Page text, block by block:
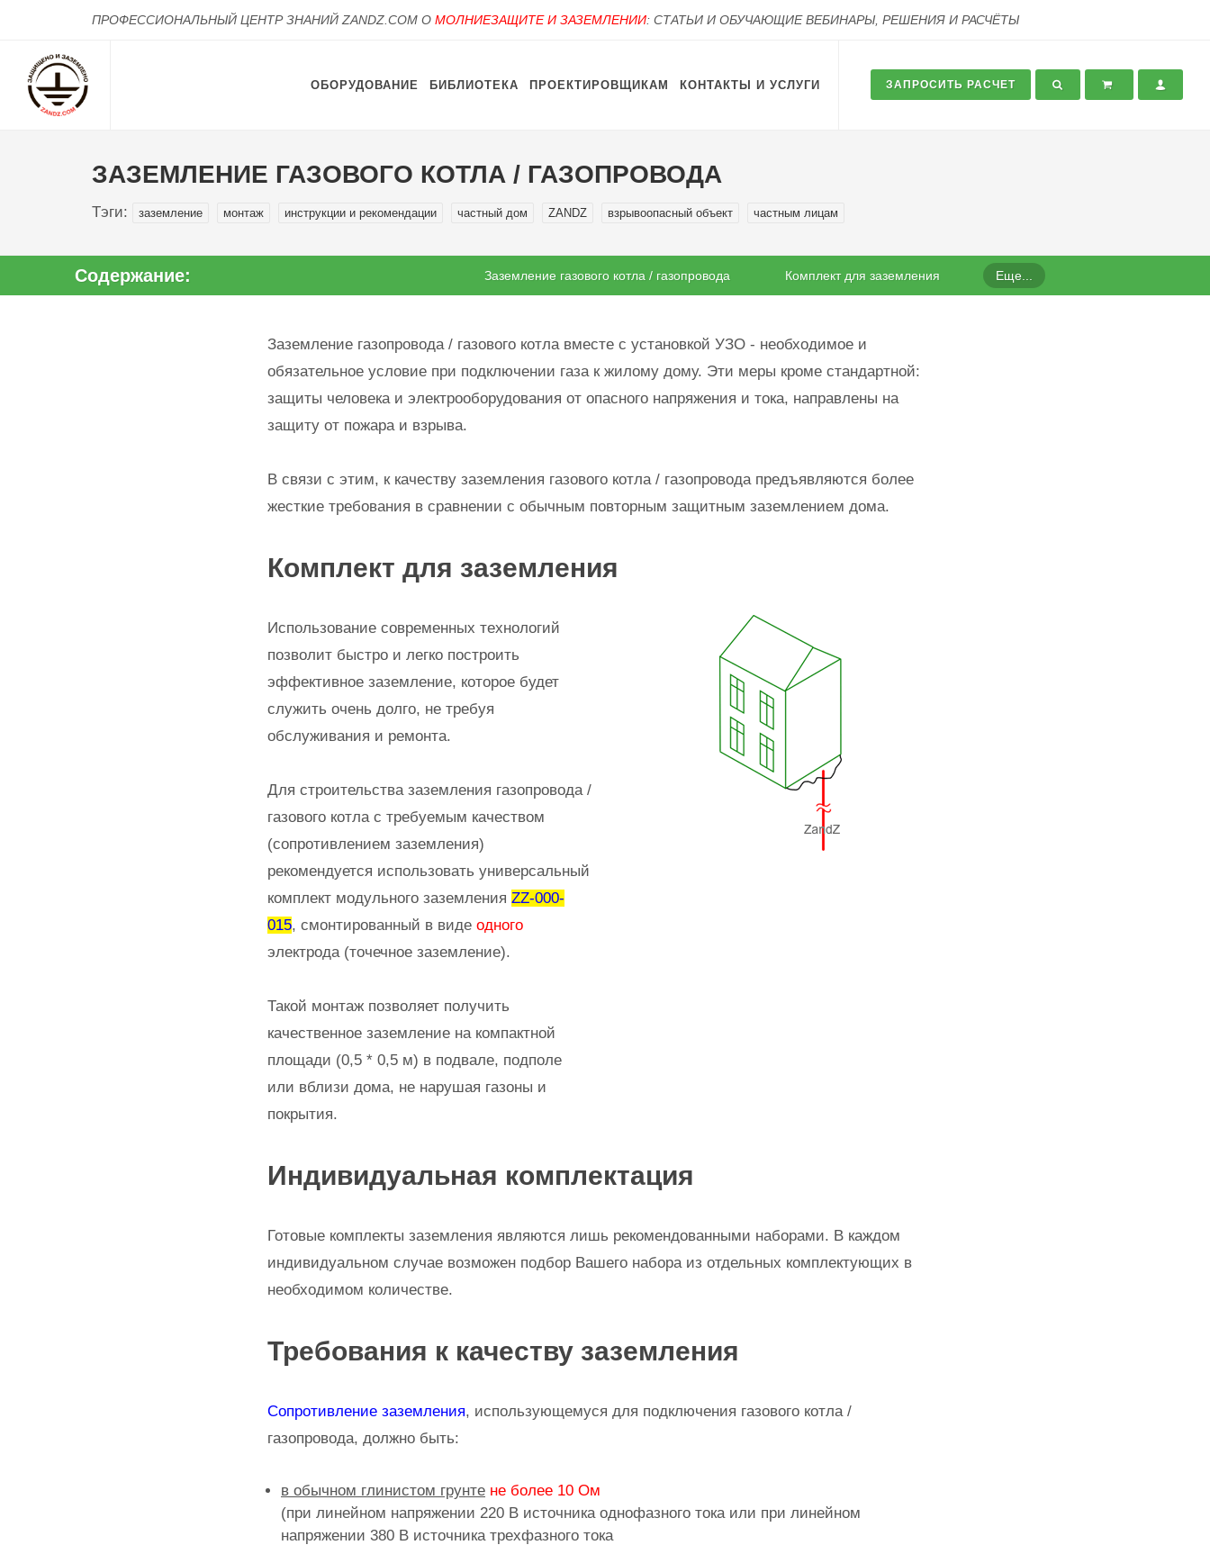
ПРОФЕССИОНАЛЬНЫЙ ЦЕНТР ЗНАНИЙ ZANDZ.COM О МОЛНИЕЗАЩИТЕ И ЗАЗЕМЛЕНИИ: СТАТЬИ И ОБУЧАЮЩИЕ ВЕБИНАРЫ, РЕШЕНИЯ И РАСЧЁТЫ
ОБОРУДОВАНИЕ БИБЛИОТЕКА ПРОЕКТИРОВЩИКАМ КОНТАКТЫ И УСЛУГИ ЗАПРОСИТЬ РАСЧЕТ
ЗАЗЕМЛЕНИЕ ГАЗОВОГО КОТЛА / ГАЗОПРОВОДА
Тэги: заземление монтаж инструкции и рекомендации частный дом ZANDZ взрывоопасный объект частным лицам
Содержание: Заземление газового котла / газопровода Комплект для заземления Еще...
Заземление газопровода / газового котла вместе с установкой УЗО - необходимое и
обязательное условие при подключении газа к жилому дому. Эти меры кроме стандартной:
защиты человека и электрооборудования от опасного напряжения и тока, направлены на
защиту от пожара и взрыва.
В связи с этим, к качеству заземления газового котла / газопровода предъявляются более
жесткие требования в сравнении с обычным повторным защитным заземлением дома.
Комплект для заземления
Использование современных технологий
позволит быстро и легко построить
эффективное заземление, которое будет
служить очень долго, не требуя
обслуживания и ремонта.
Для строительства заземления газопровода /
газового котла с требуемым качеством
(сопротивлением заземления)
рекомендуется использовать универсальный
комплект модульного заземления ZZ-000-
015, смонтированный в виде одного
электрода (точечное заземление).
Такой монтаж позволяет получить
качественное заземление на компактной
площади (0,5 * 0,5 м) в подвале, подполе
или вблизи дома, не нарушая газоны и
покрытия.
Индивидуальная комплектация
Готовые комплекты заземления являются лишь рекомендованными наборами. В каждом
индивидуальном случае возможен подбор Вашего набора из отдельных комплектующих в
необходимом количестве.
Требования к качеству заземления
Сопротивление заземления, использующемуся для подключения газового котла /
газопровода, должно быть:
в обычном глинистом грунте не более 10 Ом
(при линейном напряжении 220 В источника однофазного тока или при линейном
напряжении 380 В источника трехфазного тока